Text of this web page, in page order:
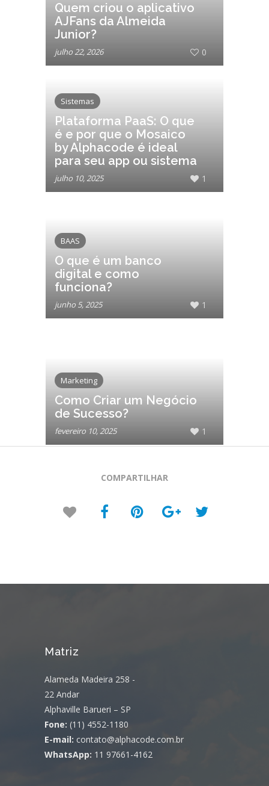
Quem criou o aplicativo
AJFans da Almeida
Junior?
julho 22, 2026 0
Sistemas
Plataforma PaaS: O que
é e por que o Mosaico
by Alphacode é ideal
para seu app ou sistema
julho 10, 2025 1
BAAS
O que é um banco
digital e como
funciona?
junho 5, 2025 1
Marketing
Como Criar um Negócio
de Sucesso?
fevereiro 10, 2025 1
COMPARTILHAR
Matriz
Alameda Madeira 258 -
22 Andar
Alphaville Barueri – SP
Fone: (11) 4552-1180
E-mail: contato@alphacode.com.br
WhatsApp: 11 97661-4162